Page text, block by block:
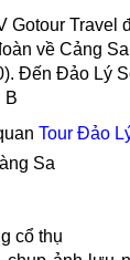
Gotour Travel
về Cảng
Đến Đảo Lý
B
Tour Đảo
Sa
cổ thụ